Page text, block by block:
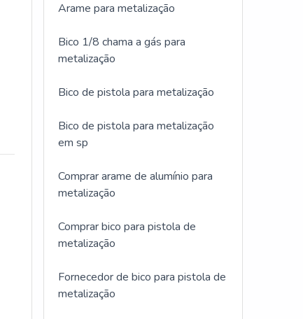
Arame para metalização
Bico 1/8 chama a gás para
metalização
Bico de pistola para metalização
Bico de pistola para metalização
em sp
Comprar arame de alumínio para
metalização
Comprar bico para pistola de
metalização
Fornecedor de bico para pistola de
metalização